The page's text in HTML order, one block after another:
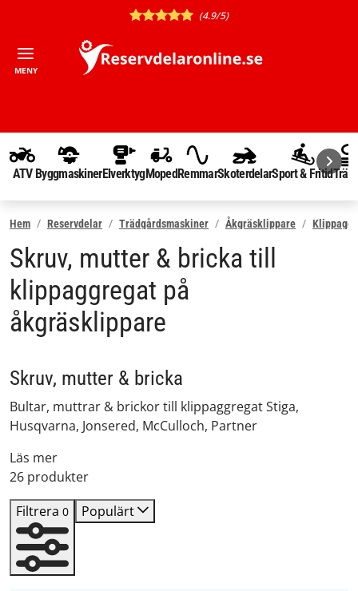
(4.9/5)
MENY
ATV ByggmaskinerElverktygMopedRemmarSkoterdelarSport & Fritid
Hem Reservdelar Trädgårdsmaskiner Åkgräsklippare
Skruv, mutter & bricka till
klippaggregat på
åkgräsklippare
Skruv, mutter & bricka
Bultar, muttrar & brickor till klippaggregat Stiga,
Husqvarna, Jonsered, McCulloch, Partner
Läs mer
26 produkter
Filtrera 0 Populärt